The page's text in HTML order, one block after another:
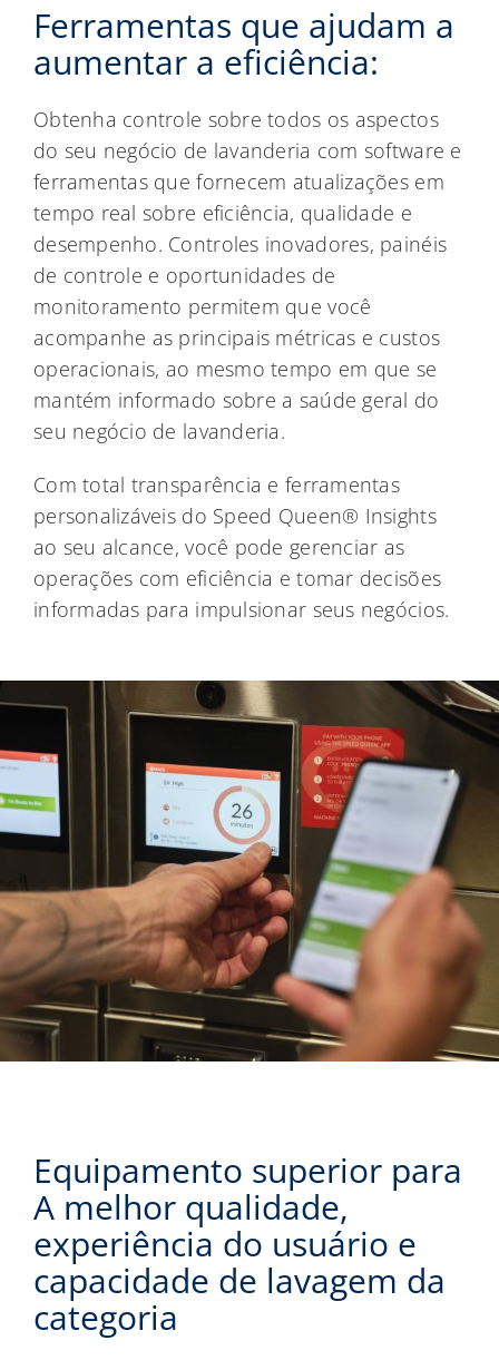
Ferramentas que ajudam a
aumentar a eficiência:
Obtenha controle sobre todos os aspectos
do seu negócio de lavanderia com software e
ferramentas que fornecem atualizações em
tempo real sobre eficiência, qualidade e
desempenho. Controles inovadores, painéis
de controle e oportunidades de
monitoramento permitem que você
acompanhe as principais métricas e custos
operacionais, ao mesmo tempo em que se
mantém informado sobre a saúde geral do
seu negócio de lavanderia.
Com total transparência e ferramentas
personalizáveis do Speed Queen® Insights
ao seu alcance, você pode gerenciar as
operações com eficiência e tomar decisões
informadas para impulsionar seus negócios.
Equipamento superior para
A melhor qualidade,
experiência do usuário e
capacidade de lavagem da
categoria